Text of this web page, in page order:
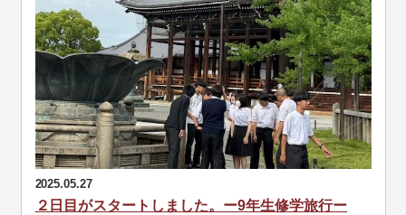
2025.05.27
２日目がスタートしました。ー9年生修学旅行ー